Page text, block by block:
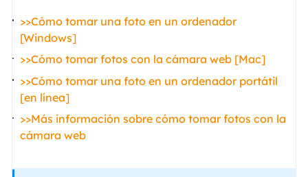
>>Cómo tomar una foto en un ordenador
[Windows]
>>Cómo tomar fotos con la cámara web [Mac]
>>Cómo tomar una foto en un ordenador portátil
[en línea]
>>Más información sobre cómo tomar fotos con la
cámara web